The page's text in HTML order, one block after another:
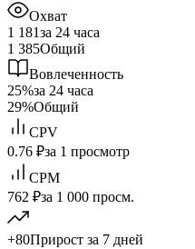
Охват
1 181за 24 часа
1 385Общий
Вовлеченность
25%за 24 часа
29%Общий
CPV
0.76 ₽за 1 просмотр
CPM
762 ₽за 1 000 просм.
+80Прирост за 7 дней